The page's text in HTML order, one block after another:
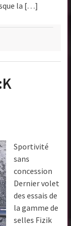
la […]
Sportivité
sans
concession
Dernier volet
des essais de
la gamme de
selles Fizik